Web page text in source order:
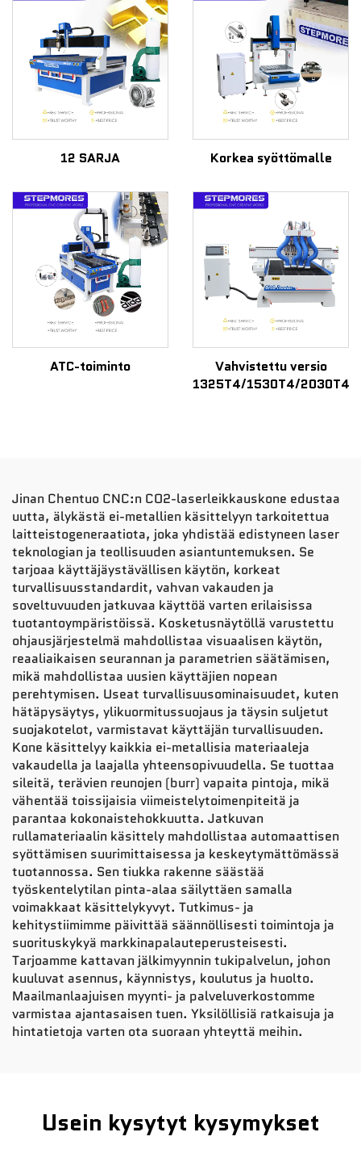
12 SARJA Korkea syöttömalle
ATC-toiminto
Vahvistettu versio
1325T4/1530T4/2030T4
Jinan Chentuo CNC:n CO2-laserleikkauskone edustaa
uutta, älykästä ei-metallien käsittelyyn tarkoitettua
laitteistogeneraatiota, joka yhdistää edistyneen laser
teknologian ja teollisuuden asiantuntemuksen. Se
tarjoaa käyttäjäystävällisen käytön, korkeat
turvallisuusstandardit, vahvan vakauden ja
soveltuvuuden jatkuvaa käyttöä varten erilaisissa
tuotantoympäristöissä. Kosketusnäytöllä varustettu
ohjausjärjestelmä mahdollistaa visuaalisen käytön,
reaaliaikaisen seurannan ja parametrien säätämisen,
mikä mahdollistaa uusien käyttäjien nopean
perehtymisen. Useat turvallisuusominaisuudet, kuten
hätäpysäytys, ylikuormitussuojaus ja täysin suljetut
suojakotelot, varmistavat käyttäjän turvallisuuden.
Kone käsittelyy kaikkia ei-metallisia materiaaleja
vakaudella ja laajalla yhteensopivuudella. Se tuottaa
sileitä, terävien reunojen (burr) vapaita pintoja, mikä
vähentää toissijaisia viimeistelytoimenpiteitä ja
parantaa kokonaistehokkuutta. Jatkuvan
rullamateriaalin käsittely mahdollistaa automaattisen
syöttämisen suurimittaisessa ja keskeytymättömässä
tuotannossa. Sen tiukka rakenne säästää
työskentelytilan pinta-alaa säilyttäen samalla
voimakkaat käsittelykyvyt. Tutkimus- ja
kehitystiimimme päivittää säännöllisesti toimintoja ja
suorituskykyä markkinapalauteperusteisesti.
Tarjoamme kattavan jälkimyynnin tukipalvelun, johon
kuuluvat asennus, käynnistys, koulutus ja huolto.
Maailmanlaajuisen myynti- ja palveluverkostomme
varmistaa ajantasaisen tuen. Yksilöllisiä ratkaisuja ja
hintatietoja varten ota suoraan yhteyttä meihin.
Usein kysytyt kysymykset